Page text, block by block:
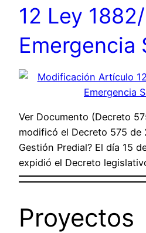
12 Ley
Emergencia
Ver Documento (Decreto
modificó el Decreto 575 de
Gestión Predial? El día 15
expidió el Decreto
Proyectos